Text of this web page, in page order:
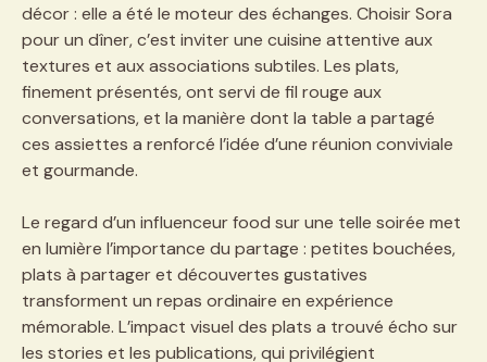
décor : elle a été le moteur des échanges. Choisir Sora
pour un dîner, c’est inviter une cuisine attentive aux
textures et aux associations subtiles. Les plats,
finement présentés, ont servi de fil rouge aux
conversations, et la manière dont la table a partagé
ces assiettes a renforcé l’idée d’une réunion conviviale
et gourmande.
Le regard d’un influenceur food sur une telle soirée met
en lumière l’importance du partage : petites bouchées,
plats à partager et découvertes gustatives
transforment un repas ordinaire en expérience
mémorable. L’impact visuel des plats a trouvé écho sur
les stories et les publications, qui privilégient